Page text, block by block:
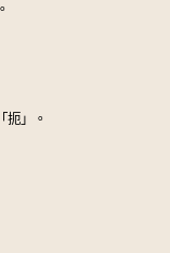
扼」。